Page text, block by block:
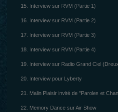
15. Interview sur RVM (Partie 1)
16. Interview sur RVM (Partie 2)
17. Interview sur RVM (Partie 3)
18. Interview sur RVM (Partie 4)
19. Interview sur Radio Grand Ciel
20. Interview pour Lyberty
21. Malin Plaisir invité de "Paroles et
22. Memory Dance sur Air Show